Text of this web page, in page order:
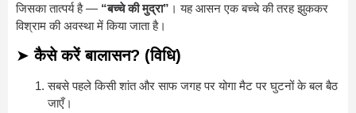
जिसका तात्पर्य है — “बच्चे की मुद्रा” । यह आसन एक बच्चे की तरह झुककर
विश्राम की अवस्था में किया जाता है।
➤कैसे करें बालासन? (विधि)
सबसे पहले किसी शांत और साफ जगह पर योगा मैट पर घुटनों के बल बैठ
जाएँ।